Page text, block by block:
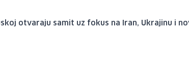
otvaraju samit uz fokus na Iran, Ukrajinu i